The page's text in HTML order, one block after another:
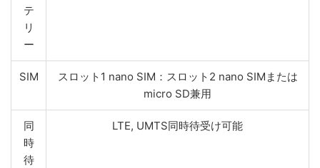
テ
リ
ー
SIM
スロット1 nano SIM：スロット2 nano SIMまたは
micro SD兼用
同
時
待
LTE, UMTS同時待受け可能